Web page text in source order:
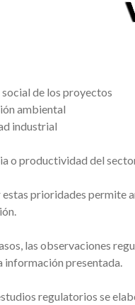
de los proyectos
ambiental
industrial
o productividad del
prioridades permite
las observaciones
información presentada.
regulatorios se